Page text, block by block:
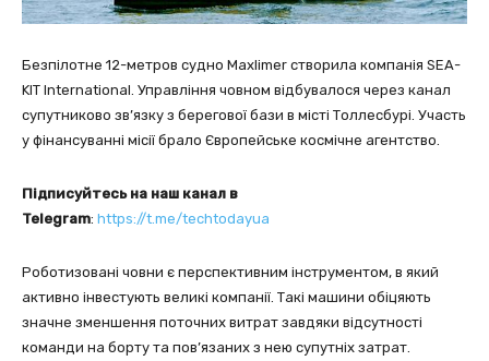
Безпілотне 12-метров судно Maxlimer створила компанія SEA-
KIT International. Управління човном відбувалося через канал
супутниково зв’язку з берегової бази в місті Толлесбурі. Участь
у фінансуванні місії брало Європейське космічне агентство.
Підписуйтесь на наш канал в
Telegram: https://t.me/techtodayua
Роботизовані човни є перспективним інструментом, в який
активно інвестують великі компанії. Такі машини обіцяють
значне зменшення поточних витрат завдяки відсутності
команди на борту та пов’язаних з нею супутніх затрат.